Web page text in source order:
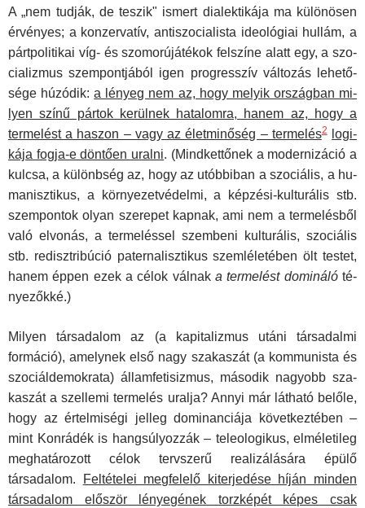
A „nem tudják, de teszik" ismert dialektikája ma különö­sen
érvényes; a konzervatív, antiszocialista ideológiai hullám, a
pártpolitikai víg- és szomorújátékok felszíne alatt egy, a szo­
cializmus szempontjából igen progresszív változás lehető­
sége húzódik:a lényeg nem az, hogy melyik országban mi­
lyen színű pártok kerülnek hatalomra, hanem az, hogy a
termelést a haszon – vagy az életminőség – termelés2
logi­
kája fogja-e döntően uralni. (Mindkettőnek a modernizáció a
kulcsa, a különbség az, hogy az utóbbiban a szociális, a hu­
manisztikus, a környezetvédelmi, a képzési-kulturális stb.
szempontok olyan szerepet kapnak, ami nem a termelésből
való elvonás, a termeléssel szembeni kulturális, szociális
stb. redisztribúció paternalisztikus szemléletében ölt testet,
hanem éppen ezek a célok válnak a termelést dominálóté­
nyezőkké.)
Milyen társadalom az (a kapitalizmus utáni társadalmi
formáció), amelynek első nagy szakaszát (a kommunista és
szociáldemokrata) államfetisizmus, második nagyobb sza­
kaszát a szellemi termelés uralja? Annyi már látható belőle,
hogy az értelmiségi jelleg dominanciája következtében –
mint Konrádék is hangsúlyozzák – teleologikus, elméletileg
meg­határozott célok tervszerű realizálására épülő
társadalom.
Feltételei megfelelő kiterjedése híján minden
társadalom először lényegének torzképét képes csak